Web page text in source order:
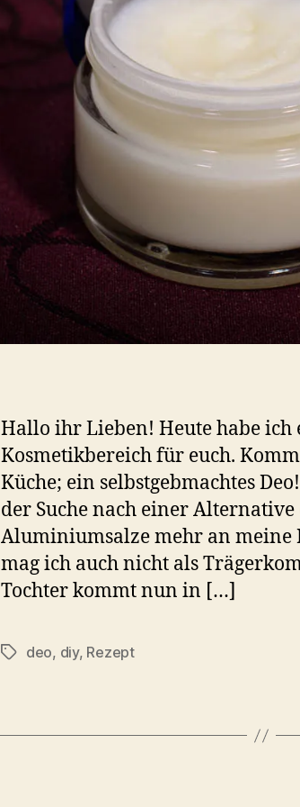
Hallo ihr Lieben! Heute habe ich
Kosmetikbereich für euch.
Küche; ein selbstgebmachtes
der Suche nach einer
Aluminiumsalze mehr an meine
mag ich auch nicht als
Tochter kommt nun in […]
Schlagwörter
deo, diy, Rezept